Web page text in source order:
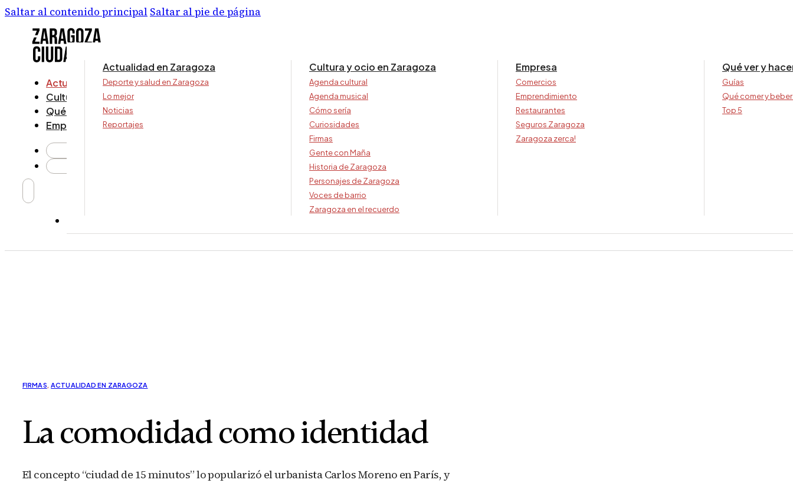
Saltar al contenido principal Saltar al pie de página
Actualidad
Cultura y ocio
Qué ver y hacer
Empresa
Actualidad en Zaragoza
Deporte y salud en Zaragoza
Lo mejor
Noticias
Reportajes
Cultura y ocio en Zaragoza
Agenda cultural
Agenda musical
Cómo sería
Curiosidades
Firmas
Gente con Maña
Historia de Zaragoza
Personajes de Zaragoza
Voces de barrio
Zaragoza en el recuerdo
Empresa
Comercios
Emprendimiento
Restaurantes
Seguros Zaragoza
Zaragoza zerca!
Qué ver y
Guías
Qué comer y
Top 5
FIRMAS, ACTUALIDAD EN ZARAGOZA
La comodidad como identidad
El concepto “ciudad de 15 minutos” lo popularizó el urbanista Carlos Moreno en París, y